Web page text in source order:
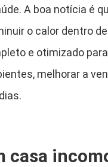
A boa notícia é
o calor dentro
e otimizado
melhorar a
casa